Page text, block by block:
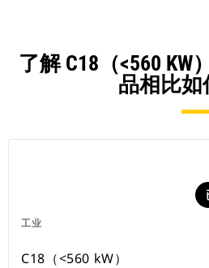
了解 C18（<560
品相比如
工业
C18（<560 kW）